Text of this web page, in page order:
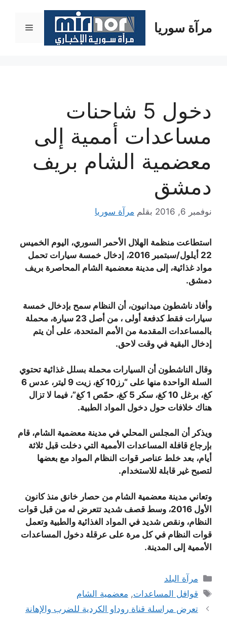
المحتوىمرآة سوريا القائمة
دخول 5 شاحنات
مساعدات أممية إلى
معضمية الشام بريف
دمشق
نوفمبر 6, 2016 بقلم مرآة سوريا
استطاعت منظمة الهلال الأحمر السوري، اليوم الخميس
22 أيلول/سبتمبر 2016، إدخال خمسة سيارات تحمل
مواد غذائية، إلى مدينة معضمية الشام المحاصرة بريف
دمشق.
وأفاد ناشطون ميدانيون، أن النظام سمح بإدخال خمسة
سيارات فقط كدفعة أولى ، من أصل 23 سيارة، محملة
بالمساعدات المقدمة من الأمم المتحدة، على أن يتم
إدخال البقية في وقت لاحق.
وقال الناشطون أن السيارات محملة بسلل غذائية تحتوي
السلة الواحدة منها على “رز10 كغ، زيت 9 ليتر، عدس 6
كغ، برغل 10 كغ، سكر 5 كغ، حمّص 1 كغ”، فيما لا تزال
هناك خلافات حول دخول المواد الطبية.
ويذكر أن المجلس المحلي في مدينة معضمية الشام، قام
بإرجاع قافلة المساعدات الأممية التي دخلت قبل ثلاثة
أيام، بعد خلط عناصر قوات النظام المواد مع بعضها
لتصبح غير قابلة للاستخدام.
وتعاني مدينة معضمية الشام من حصار خانق منذ كانون
الأول 2016، وسط قصف شديد تتعرض له من قبل قوات
النظام، ونقص شديد في المواد الغذائية والطبية وتعمل
قوات النظام في كل مرة على عرقلة دخول المساعدات
الأممية إلى المدينة.
التصنيفات
مرآة البلد
الوسوم
قوافل المساعدات, معضمية الشام
تعرض مراسلة قناة روداو الكردية للضرب والإهانة